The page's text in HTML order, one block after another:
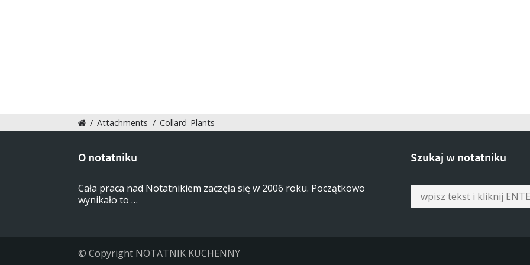
/ Attachments / Collard_Plants
O notatniku
Cała praca nad Notatnikiem zaczęła się w 2006 roku. Początkowo
wynikało to …
Szukaj w notatniku
© Copyright NOTATNIK KUCHENNY